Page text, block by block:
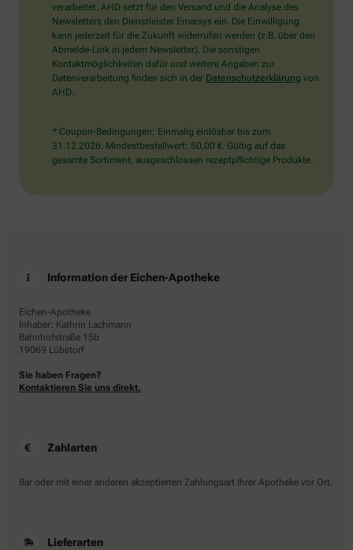
bitte
die
Tasse.
verarbeitet. AHD setzt für den Versand und die Analyse des
Newsletters den Dienstleister Emarsys ein. Die Einwilligung
kann jederzeit für die Zukunft widerrufen werden (z.B. über den
Abmelde-Link in jedem Newsletter). Die sonstigen
Kontaktmöglichkeiten dafür und weitere Angaben zur
Datenverarbeitung finden sich in der Datenschutzerklärung von
AHD.
* Coupon-Bedingungen: Einmalig einlösbar bis zum
31.12.2026. Mindestbestellwert: 50,00 €. Gültig auf das
gesamte Sortiment, ausgeschlossen rezeptpflichtige Produkte.
Information der Eichen-Apotheke
Eichen-Apotheke
Inhaber: Kathrin Lachmann
Bahnhofstraße 15b
19069 Lübstorf
Sie haben Fragen?
Kontaktieren Sie uns direkt.
Zahlarten
Bar oder mit einer anderen akzeptierten Zahlungsart Ihrer Apotheke vor Ort.
Lieferarten